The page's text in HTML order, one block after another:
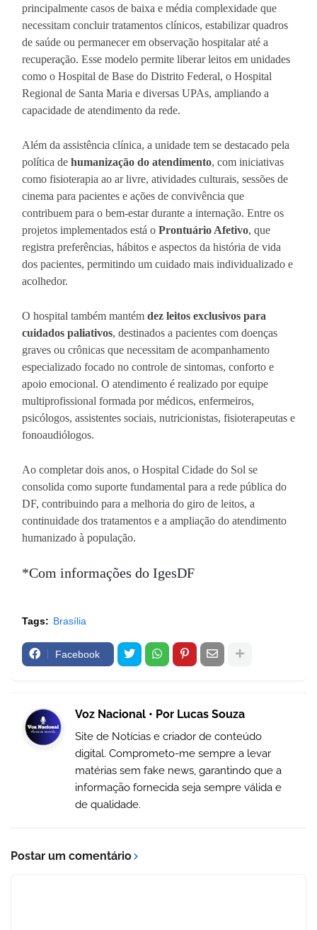
principalmente casos de baixa e média complexidade que
necessitam concluir tratamentos clínicos, estabilizar quadros
de saúde ou permanecer em observação hospitalar até a
recuperação. Esse modelo permite liberar leitos em unidades
como o Hospital de Base do Distrito Federal, o Hospital
Regional de Santa Maria e diversas UPAs, ampliando a
capacidade de atendimento da rede.
Além da assistência clínica, a unidade tem se destacado pela
política de humanização do atendimento, com iniciativas
como fisioterapia ao ar livre, atividades culturais, sessões de
cinema para pacientes e ações de convivência que
contribuem para o bem-estar durante a internação. Entre os
projetos implementados está o Prontuário Afetivo, que
registra preferências, hábitos e aspectos da história de vida
dos pacientes, permitindo um cuidado mais individualizado e
acolhedor.
O hospital também mantém dez leitos exclusivos para
cuidados paliativos, destinados a pacientes com doenças
graves ou crônicas que necessitam de acompanhamento
especializado focado no controle de sintomas, conforto e
apoio emocional. O atendimento é realizado por equipe
multiprofissional formada por médicos, enfermeiros,
psicólogos, assistentes sociais, nutricionistas, fisioterapeutas e
fonoaudiólogos.
Ao completar dois anos, o Hospital Cidade do Sol se
consolida como suporte fundamental para a rede pública do
DF, contribuindo para a melhoria do giro de leitos, a
continuidade dos tratamentos e a ampliação do atendimento
humanizado à população.
*Com informações do IgesDF
Tags: Brasília
Facebook
Voz Nacional • Por Lucas Souza
Site de Notícias e criador de conteúdo
digital. Comprometo-me sempre a levar
matérias sem fake news, garantindo que a
informação fornecida seja sempre válida e
de qualidade.
Postar um comentário